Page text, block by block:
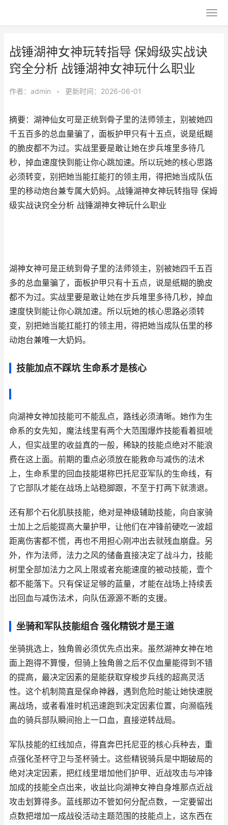
战锤湖神女神玩转指导 保姆级实战诀
窍全分析 战锤湖神女神玩什么职业
作者： admin • 更新时间：2026-06-01
摘要：湖神仙女可是正统到骨子里的法师领主，别被她四
千五百多的总血量骗了，面板护甲只有十五点，说是纸糊
的脆皮都不为过。实战里要是敢让她在步兵堆里多待几
秒，掉血速度快到能让你心跳加速。所以玩她的核心思路
必须转变，别把她当能扛能打的领主用，得把她当成队伍
里的移动炮台兼专属大奶妈。,战锤湖神女神玩转指导 保姆
级实战诀窍全分析 战锤湖神女神玩什么职业
湖神女神可是正统到骨子里的法师领主，别被她四千五百
多的总血量骗了，面板护甲只有十五点，说是纸糊的脆皮
都不为过。实战里要是敢让她在步兵堆里多待几秒，掉血
速度快到能让你心跳加速。所以玩她的核心思路必须转
变，别把她当能扛能打的领主用，得把她当成队伍里的移
动炮台兼唯一大奶妈。
技能加点不踩坑 生命系才是核心
向湖神女神加技能可不能乱点，路线必须清晰。她作为生
命系的女先知，魔法线里有两个大范围爆炸技能看着挺唬
人，但实战里的收益真的一般，稀缺的技能点绝对不能浪
费在这上面。前期的重点必须放在能救命与减伤的法术
上，生命系里的回血技能堪称巴托尼亚军队的生命线，有
了它部队才能在战场上站稳脚跟，不至于打两下就溃退。
还有那个石化肌肤技能，绝对是神级辅助技能，向自家骑
士加上之后能提高大量护甲，让他们在冲锋前硬吃一波超
距离伤害都不慌，再也不用担心刚冲出去就残血崩盘。另
外，作为法师，法力之风的储备直接决定了战斗力，技能
树里全部加法力之风上限或者充能速度的被动技能，壹个
都不能落下。只有保证足够的蓝量，才能在战场上持续丢
出回血与减伤法术，向队伍源源不断的支援。
坐骑和军队技能组合 强化精锐才是王道
坐骑挑选上，独角兽必须优先点出来。虽然湖神女神在地
面上跑得不算慢，但骑上独角兽之后不仅血量能得到不错
的提高，最决定因素的是能获取穿梭步兵线的超高灵活
性。这个机制简直是保命神器，遇到危险时能让她快速脱
离战场，或者看准时机迅速跑到决定因素位置，向濒临残
血的骑兵部队瞬间抬上一口血，直接逆转战局。
军队技能的红线加点，得直奔巴托尼亚的核心兵种去，重
点强化圣杯守卫与圣杯骑士。这些精锐骑兵是中期破局的
绝对决定因素，把红线里增加他们护甲、近战攻击与冲锋
加成的技能全点出来，收益比向湖神女神自身堆那点近战
攻击划算得多。蓝线那边不管如何分配点数，一定要留出
点数把增加一成战役活动主题范围的技能点上，这东西在